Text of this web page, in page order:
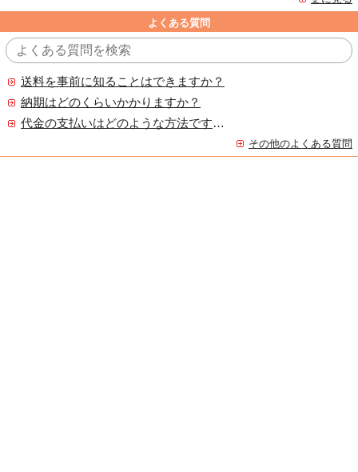
よくある質問
送料を事前に知ることはできますか？
納期はどのくらいかかりますか？
代金の支払いはどのような方法ですか？
その他のよくある質問